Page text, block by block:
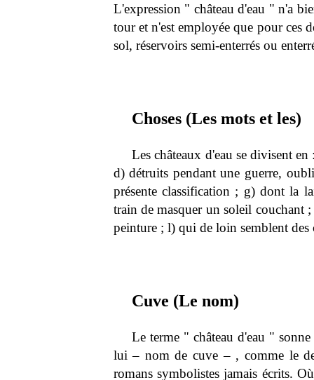
L'expression " château d'eau " n'a
tour et n'est employée que pour ces
sol, réservoirs semi-enterrés ou
Choses (Les mots et les)
Les châteaux d'eau se divisent
d) détruits pendant une guerre,
présente classification ; g) dont la
train de masquer un soleil couchant
peinture ; l) qui de loin semblent des
Cuve (Le nom)
Le terme " château d'eau "
lui – nom de cuve – , comme le
romans symbolistes jamais écrits.